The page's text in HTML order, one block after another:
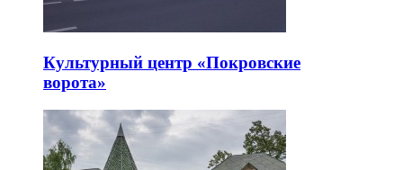
Культурный центр «Покровские
ворота»